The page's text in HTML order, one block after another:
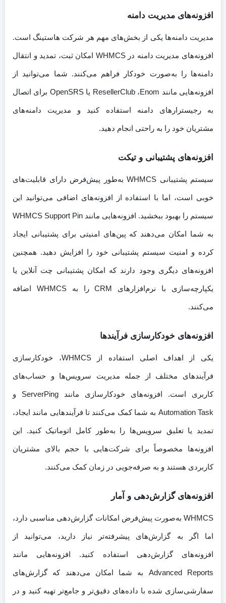
افزونه‌های مدیریت دامنه
مدیریت دامنه‌ها یکی از بخش‌های مهم هر شرکت هاستینگ است.
افزونه‌های مدیریت دامنه در WHMCS امکان ثبت، تمدید و انتقال
دامنه‌ها را به‌صورت خودکار فراهم می‌کنند. شما می‌توانید از
افزونه‌هایی مانند ResellerClub ،Enom یا OpenSRS برای اتصال
به رجیسترارهای دامنه استفاده کنید و مدیریت دامنه‌های
مشتریان خود را به راحتی انجام دهید.
افزونه‌های پشتیبانی و تیکت
سیستم پشتیبانی WHMCS به‌طور پیش‌فرض دارای قابلیت‌های
خوبی است، اما با استفاده از افزونه‌های اضافی می‌توانید این
سیستم را بهبود ببخشید. افزونه‌هایی مانند WHMCS Support Pin
به شما امکان می‌دهند که پین‌های امنیتی برای پشتیبانی ایجاد
کرده و امنیت سیستم پشتیبانی خود را افزایش دهید. همچنین
افزونه‌های دیگری وجود دارند که امکان پشتیبانی چت آنلاین یا
یکپارچه‌سازی با نرم‌افزارهای CRM را به WHMCS اضافه
می‌کنند.
افزونه‌های خودکارسازی فرآیندها
یکی از اهداف اصلی استفاده از WHMCS، خودکارسازی
فرآیندهای مختلف از جمله مدیریت سرویس‌ها و حساب‌های
کاربری است. افزونه‌های خودکارسازی مانند ServerPing و
Automation Task به شما کمک می‌کنند تا فرآیندهایی مانند ایجاد،
تمدید یا تعلیق سرویس‌ها را به‌طور کامل اتوماتیک کنید. این
افزونه‌ها مخصوصاً برای شرکت‌هایی با حجم بالای مشتریان
کاربردی هستند و به صرفه‌جویی در زمان کمک می‌کنند.
افزونه‌های گزارش‌دهی و آمار
WHMCS به‌صورت پیش‌فرض امکانات گزارش‌دهی مناسبی دارد،
اما اگر به گزارش‌های پیشرفته‌تر نیاز دارید، می‌توانید از
افزونه‌های گزارش‌دهی استفاده کنید. افزونه‌هایی مانند
Advanced Reports به شما امکان می‌دهند که گزارش‌های
سفارشی‌سازی شده با داده‌های دقیق‌تر و جامع‌تر تهیه کنید و در